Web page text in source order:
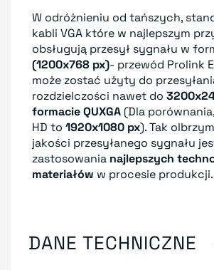
W odróżnieniu od tańszych,
kabli VGA które w najlepszym
obsługują przesył sygnału w
(1200x768 px)- przewód Prolink
może zostać użyty do
rozdzielczości nawet do
formacie QUXGA (Dla
HD to 1920x1080 px). Tak
jakości przesyłanego sygnału
zastosowania najlepszych
materiałów w procesie produkcji.
DANE TECHNICZNE